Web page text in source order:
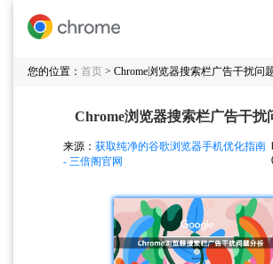
您的位置： 首页 > Chrome浏览器搜索栏广告干扰问
Chrome浏览器搜索栏广告干扰
来源： 获取纯净的谷歌浏览器手机优化指南
- 三倍阁官网